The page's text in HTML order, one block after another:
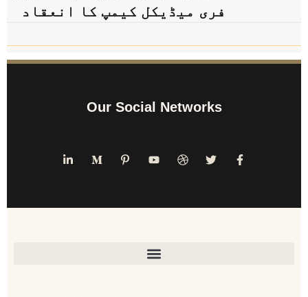
فری میڈیکل کیمپ کا انعقاد
Our Social Networks